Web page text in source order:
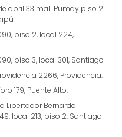
abril 33 mall Pumay piso 2
piso 2, local 224,
piso 3, local 301, Santiago
2266, Providencia.
179, Puente Alto.
Libertador Bernardo
local 213, piso 2, Santiago